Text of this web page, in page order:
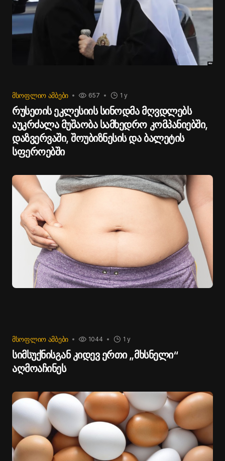
ᲛᲡᲝᲤᲚᲘᲝ ᲐᲛᲑᲔᲑᲘ 1 y
657
რუსეთის ეკლესიის სინოდმა მღვდლებს
აუკრძალა მუშაობა სამხედრო კომპანიებში,
დაზვერვაში, შოუბიზნესის და ბალეტის
სფეროებში
ᲛᲡᲝᲤᲚᲘᲝ ᲐᲛᲑᲔᲑᲘ 1 y
1044
სიმსუქნისგან კიდევ ერთი „მხსნელი“
აღმოაჩინეს